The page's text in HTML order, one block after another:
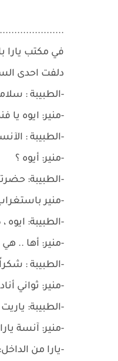
في مكتب يارا
دلفت احدى
-الطبيبة :
-منير: ايوه يا
-الطبيبة :
-منير: أيوه ؟
-الطبيبة:
-منير
-الطبيبة:
-منير: أها ..
-الطبيبة : شكراً
-منير: ثواني
-الطبيبة: ياريت
-منير: آنسة يارا
-يارا من